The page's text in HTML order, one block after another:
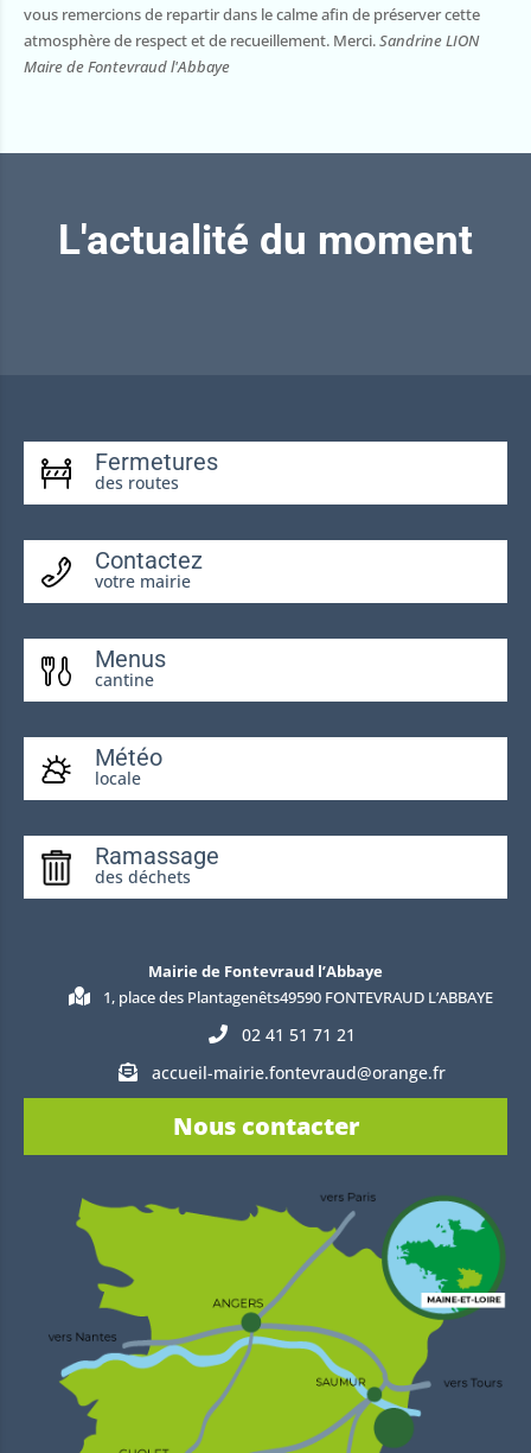
vous remercions de repartir dans le calme afin de préserver cette
atmosphère de respect et de recueillement. Merci.Sandrine LION
Maire de Fontevraud l'Abbaye
L'actualité du moment
Fermetures
des routes
Contactez
votre mairie
Menus
cantine
Météo
locale
Ramassage
des déchets
Mairie de Fontevraud l’Abbaye
1, place des Plantagenêts49590 FONTEVRAUD L’ABBAYE
02 41 51 71 21
accueil-mairie.fontevraud@orange.fr
Nous contacter